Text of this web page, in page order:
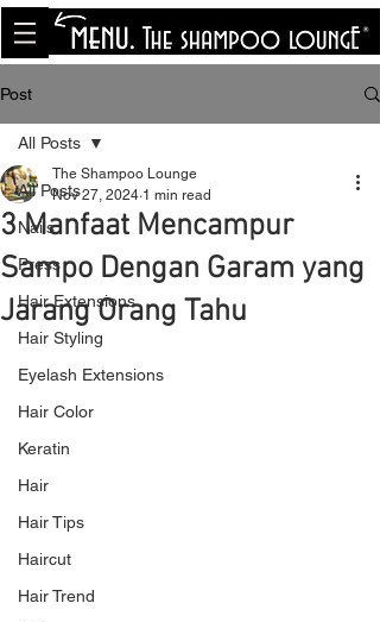
<meta name="p:domain_verify"
content="8cfe0bf166a35f014a18d7a345e30fa0"/>
Post
All Posts
Nails
Press
Hair Extensions
Hair Styling
Eyelash Extensions
Hair Color
Keratin
Hair
Hair Tips
Haircut
Hair Trend
All Posts
3 Manfaat Mencampur
Sampo Dengan Garam yang
Jarang Orang Tahu
The Shampoo Lounge
Nov 27, 2024 1 min read